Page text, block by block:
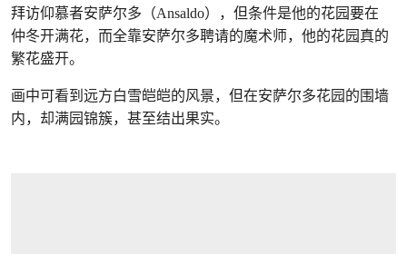
拜访仰慕者安萨尔多（Ansaldo），但条件是他的花园要在
仲冬开满花，而全靠安萨尔多聘请的魔术师，他的花园真的
繁花盛开。
画中可看到远方白雪皑皑的风景，但在安萨尔多花园的围墙
内，却满园锦簇，甚至结出果实。